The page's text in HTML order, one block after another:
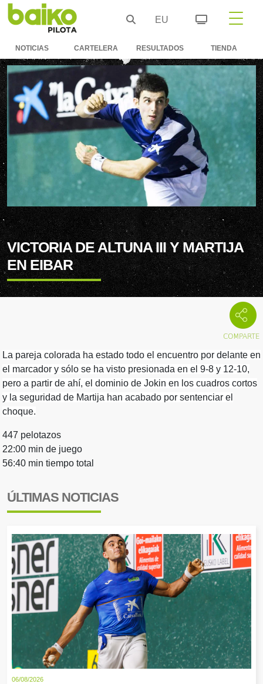
EU
NOTICIAS CARTELERA RESULTADOS TIENDA
VICTORIA DE ALTUNA III Y MARTIJA
EN EIBAR
La pareja colorada ha estado todo el encuentro por delante en
el marcador y sólo se ha visto presionada en el 9-8 y 12-10,
pero a partir de ahí, el dominio de Jokin en los cuadros cortos
y la seguridad de Martija han acabado por sentenciar el
choque.
447 pelotazos
22:00 min de juego
56:40 min tiempo total
ÚLTIMAS NOTICIAS
06/08/2026